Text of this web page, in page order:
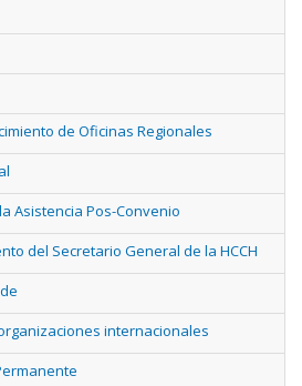
de Oficinas Regionales
Asistencia Pos-Convenio
del Secretario General de la HCCH
internacionales